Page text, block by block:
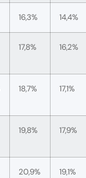
16,3% 14,4%
17,8% 16,2%
18,7% 17,1%
19,8% 17,9%
20,9% 19,1%